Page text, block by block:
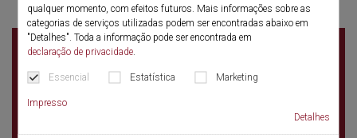
qualquer momento, com efeitos futuros. Mais informações sobre as
categorias de serviços utilizadas podem ser encontradas abaixo em
"Detalhes". Toda a informação pode ser encontrada em
declaração de privacidade.
Essencial Estatística Marketing
Impresso
Detalhes
Pearl Continental Hotel, Lahore, Pakistan
Garhi Shahu Lahore